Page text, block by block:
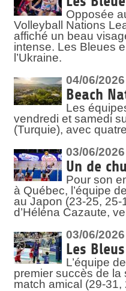
Opposée
Volleyball Nations
affiché un beau
intense. Les Bleues
l’Ukraine.
04/06/2026
Beach
Les
vendredi et samedi
(Turquie), avec
03/06/2026
Un de
Pour son
à Québec, l’équipe
au Japon (23-25,
d’Héléna Cazaute,
03/06/2026
Les
L’équipe
premier succès de la
match amical (29-